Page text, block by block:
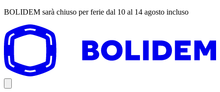
BOLIDEM sarà chiuso per ferie dal 10 al 14 agosto incluso